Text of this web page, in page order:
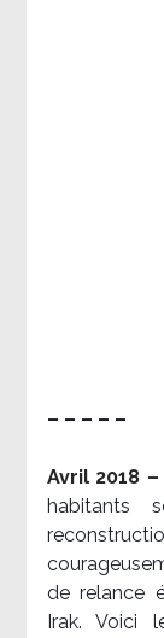
– – – – –
Avril 2018
habitants
de relance
Irak. Voici